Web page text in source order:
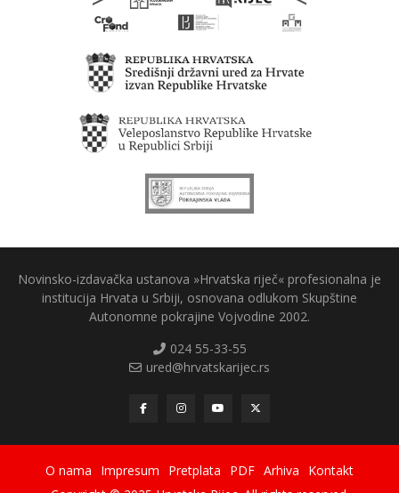
Novinsko-izdavačka ustanova »Hrvatska riječ« profesionalna je
institucija Hrvata u Srbiji, osnovana odlukom Skupštine
Autonomne pokrajine Vojvodine 2002.
024 55-33-55
ured@hrvatskarijec.rs
O nama Impresum Pretplata PDF Arhiva Kontakt